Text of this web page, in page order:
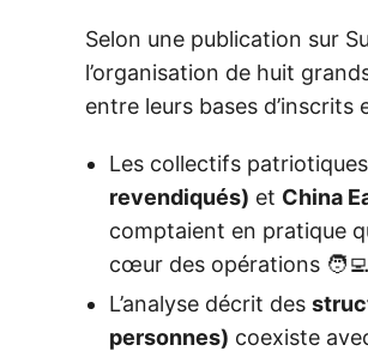
Selon une publication sur
l’organisation de huit
entre leurs bases
Les collectifs
revendiqués) et China
comptaient en pratique
cœur des opérations
L’analyse décrit des
personnes) coexiste